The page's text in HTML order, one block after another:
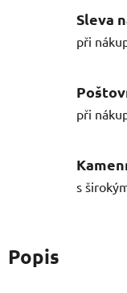
Sleva
při
při
s
Popis